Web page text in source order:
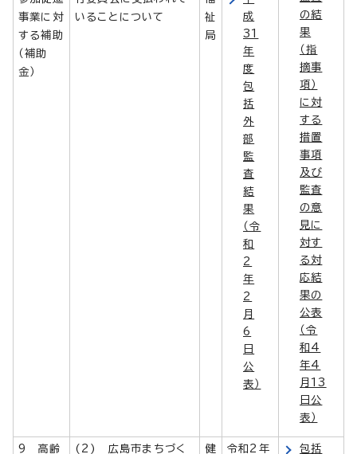
事業に対
する補助
（補助
金）
いることについて
祉
局
成
31
年
度
包
括
外
部
監
査
結
果
（令
和
2
年
2
月
6
日
公
表）
の結
果
（指
摘事
項）
に対
する
措置
事項
及び
監査
の意
見に
対す
る対
応結
果の
公表
（令
和4
年4
月13
日公
表）
9 高齢
(2) 広島市まちづく
健
令和2年
包括